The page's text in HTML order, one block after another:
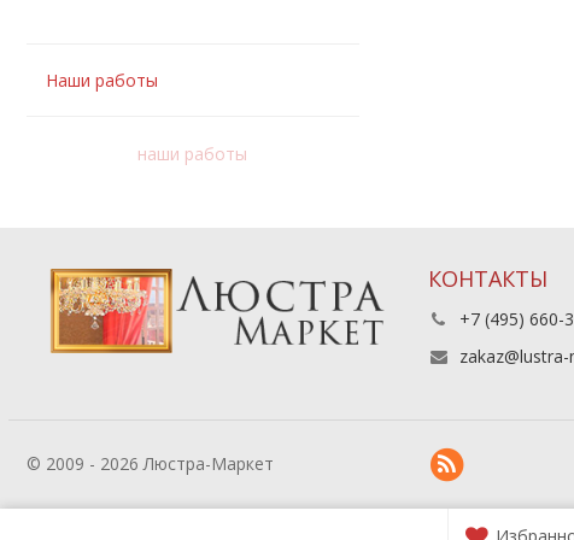
Наши работы
наши работы
КОНТАКТЫ
+7 (495) 660-
© 2009 - 2026 Люстра-Маркет